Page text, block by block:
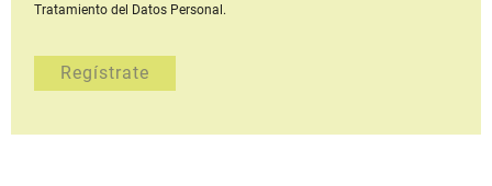
Tratamiento del Datos Personal.